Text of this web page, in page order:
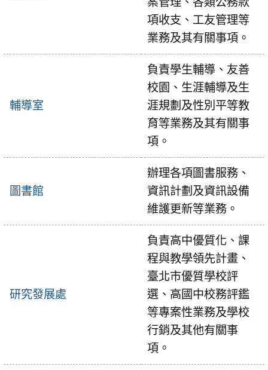
項收支、工友管理等
業務及其有關事項。
輔導室
負責學生輔導、友善
校園、生涯輔導及生
涯規劃及性別平等教
育等業務及其有關事
項。
圖書館
辦理各項圖書服務、
資訊計劃及資訊設備
維護更新等業務。
研究發展處
負責高中優質化、課
程與教學領先計畫、
臺北市優質學校評
選、高國中校務評鑑
等專案性業務及學校
行銷及其他有關事
項。